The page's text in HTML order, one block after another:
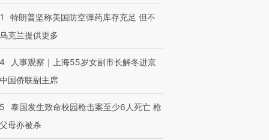
特朗普坚称美国防空弹药库存充足 但不
克兰提供更多
人事观察｜上海55岁女副市长解冬进京
国侨联副主席
泰国发生致命校园枪击案至少6人死亡 枪
母亦被杀